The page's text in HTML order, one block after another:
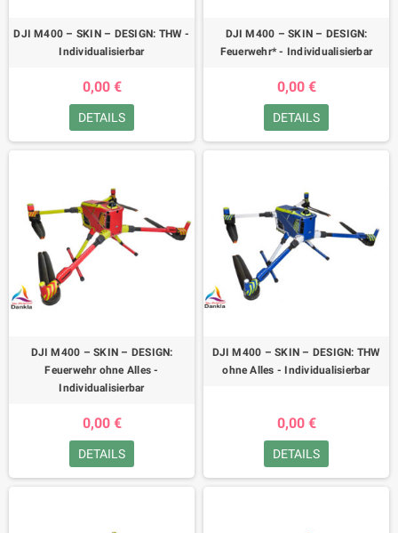
DJI M400 – SKIN – DESIGN: THW -
Individualisierbar
0,00 €
DETAILS
DJI M400 – SKIN – DESIGN:
Feuerwehr* - Individualisierbar
0,00 €
DETAILS
DJI M400 – SKIN – DESIGN:
Feuerwehr ohne Alles -
Individualisierbar
0,00 €
DETAILS
DJI M400 – SKIN – DESIGN: THW
ohne Alles - Individualisierbar
0,00 €
DETAILS